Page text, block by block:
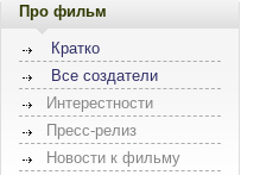
Про фильм
Кратко
Все создатели
Интерестности
Пресс-релиз
Новости к фильму